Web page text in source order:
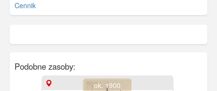
Cennik
Podobne zasoby:
ok. 1900